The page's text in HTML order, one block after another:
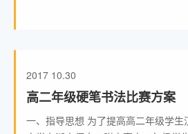
2017 10.30
高二年级硬笔书法比赛方案
一、指导思想 为了提高高二年级学